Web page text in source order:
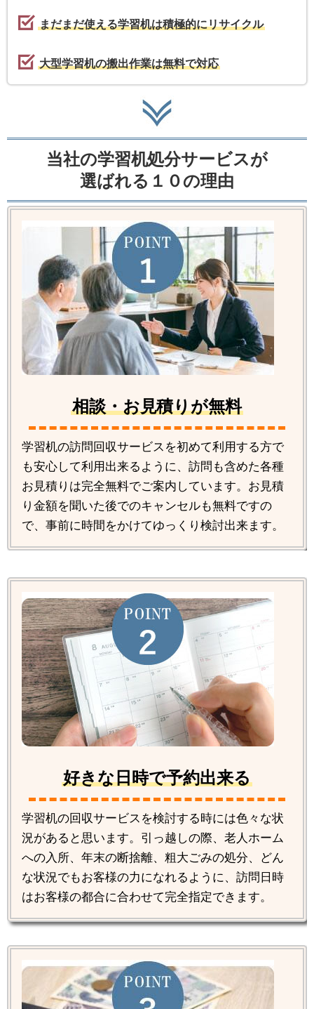
まだまだ使える学習机は積極的にリサイクル
大型学習机の搬出作業は無料で対応
当社の学習机処分サービスが
選ばれる１０の理由
相談・お見積りが無料
学習机の訪問回収サービスを初めて利用する方で
も安心して利用出来るように、訪問も含めた各種
お見積りは完全無料でご案内しています。お見積
り金額を聞いた後でのキャンセルも無料ですの
で、事前に時間をかけてゆっくり検討出来ます。
好きな日時で予約出来る
学習机の回収サービスを検討する時には色々な状
況があると思います。引っ越しの際、老人ホーム
への入所、年末の断捨離、粗大ごみの処分、どん
な状況でもお客様の力になれるように、訪問日時
はお客様の都合に合わせて完全指定できます。